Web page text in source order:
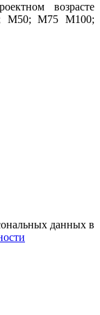
возрасте
М50; М75 М100;
данных в